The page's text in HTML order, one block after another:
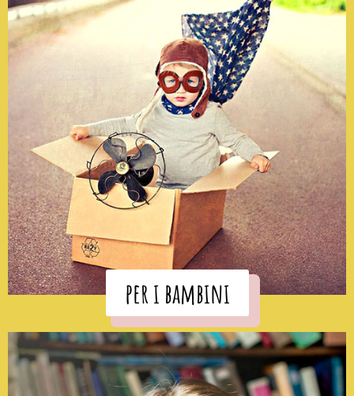
per i bambini